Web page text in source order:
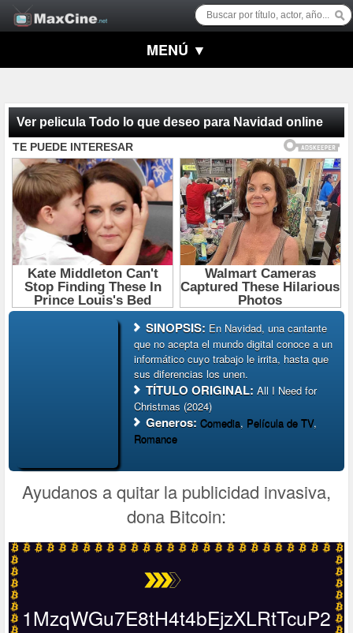
MENÚ ▼
Ver pelicula Todo lo que deseo para Navidad online
SINOPSIS: En Navidad, una cantante
que no acepta el mundo digital conoce a un
informático cuyo trabajo le irrita, hasta que
sus diferencias los unen.
TÍTULO ORIGINAL:All I Need for
Christmas (2024)
Generos:Comedia, Película de TV,
Romance
Ayudanos a quitar la publicidad invasiva,
dona Bitcoin:
1MzqWGu7E8tH4t4bEjzXLRtTcuP2